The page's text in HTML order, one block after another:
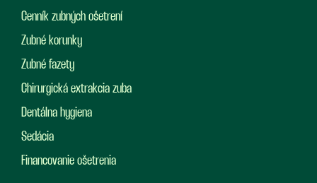
Cenník zubných ošetrení
Zubné korunky
Zubné fazety
Chirurgická extrakcia zuba
Dentálna hygiena
Sedácia
Financovanie ošetrenia